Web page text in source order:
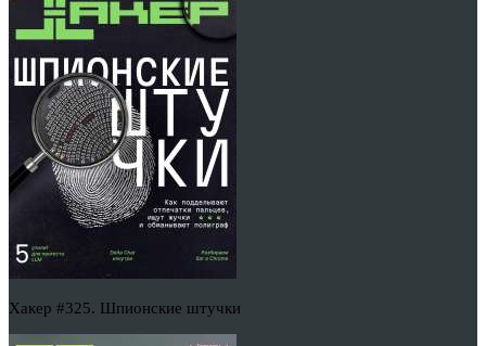
Хакер #325. Шпионские штучки